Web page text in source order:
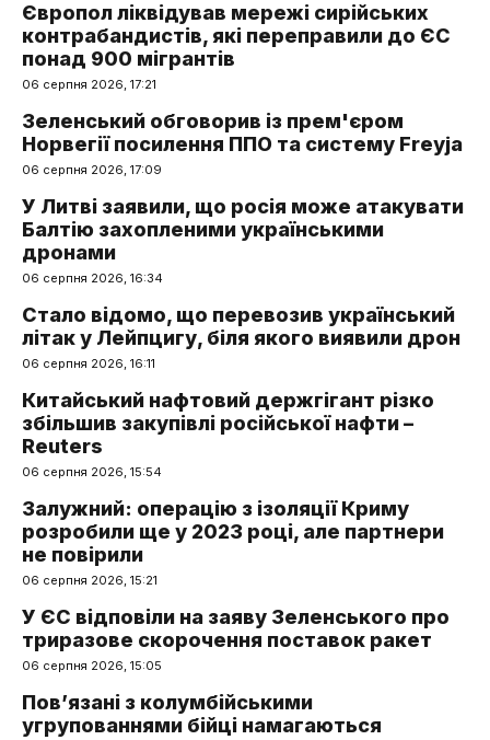
Європол ліквідував мережі сирійських
контрабандистів, які переправили до ЄС
понад 900 мігрантів
06 серпня 2026, 17:21
Зеленський обговорив із прем'єром
Норвегії посилення ППО та систему Freyja
06 серпня 2026, 17:09
У Литві заявили, що росія може атакувати
Балтію захопленими українськими
дронами
06 серпня 2026, 16:34
Стало відомо, що перевозив український
літак у Лейпцигу, біля якого виявили дрон
06 серпня 2026, 16:11
Китайський нафтовий держгігант різко
збільшив закупівлі російської нафти –
Reuters
06 серпня 2026, 15:54
Залужний: операцію з ізоляції Криму
розробили ще у 2023 році, але партнери
не повірили
06 серпня 2026, 15:21
У ЄС відповіли на заяву Зеленського про
триразове скорочення поставок ракет
06 серпня 2026, 15:05
Пов’язані з колумбійськими
угрупованнями бійці намагаються